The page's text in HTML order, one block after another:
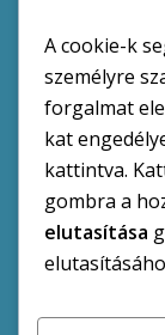
DRV Zrt.
Balaton Vox
A cookie-k
személyre
forgalmat
kat
kattintva.
gombra a
elutasítása